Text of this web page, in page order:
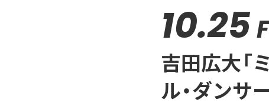
10.25
吉田広大「
ル・ダンサ